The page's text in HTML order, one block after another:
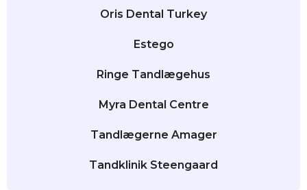
Oris Dental Turkey
Estego
Ringe Tandlægehus
Myra Dental Centre
Tandlægerne Amager
Tandklinik Steengaard